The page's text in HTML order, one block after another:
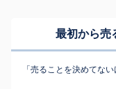
最初から売
「売ることを決めてな